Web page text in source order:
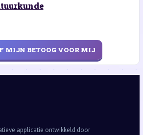
MIJN BETOOG VOOR MIJ
applicatie ontwikkeld door